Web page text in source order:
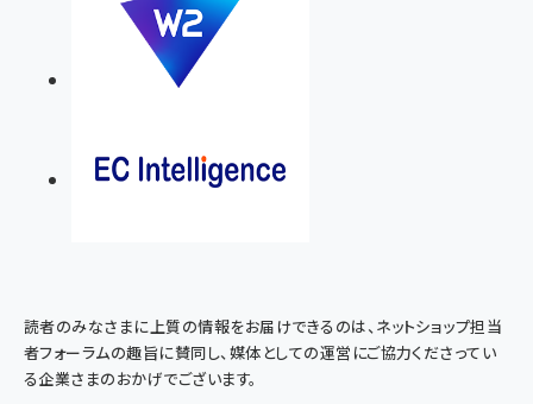
読者のみなさまに上質の情報をお届けできるのは、ネットショップ担当
者フォーラムの趣旨に賛同し、媒体としての運営にご協力くださってい
る企業さまのおかげでございます。